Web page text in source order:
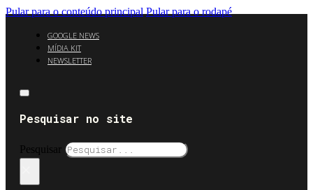
Pular para o conteúdo principal Pular para o rodapé
GOOGLE NEWS
MÍDIA KIT
NEWSLETTER
Pesquisar no site
Pesquisar